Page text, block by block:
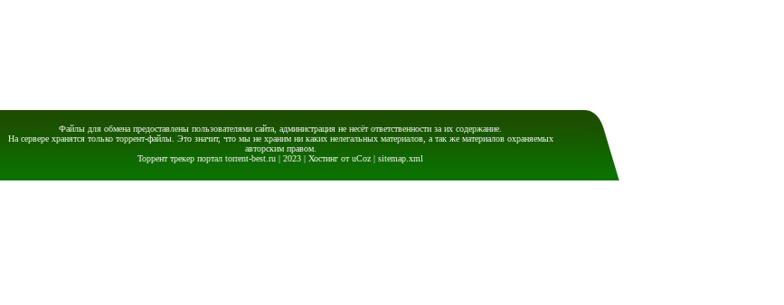
Файлы для обмена предоставлены пользователями сайта, администрация не несёт ответственности за их содержание.
На сервере хранятся только торрент-файлы. Это значит, что мы не храним ни каких нелегальных материалов, а так же материалов охраняемых
авторским правом.
Торрент трекер портал torrent-best.ru | 2023 | Хостинг от uCoz | sitemap.xml